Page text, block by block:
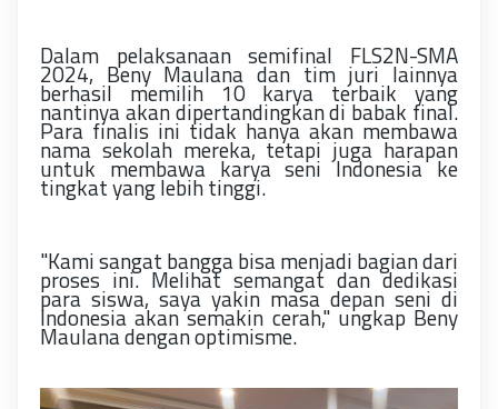
Dalam pelaksanaan semifinal FLS2N-SMA
2024, Beny Maulana dan tim juri lainnya
berhasil memilih 10 karya terbaik yang
nantinya akan dipertandingkan di babak final.
Para finalis ini tidak hanya akan membawa
nama sekolah mereka, tetapi juga harapan
untuk membawa karya seni Indonesia ke
tingkat yang lebih tinggi.
"Kami sangat bangga bisa menjadi bagian dari
proses ini. Melihat semangat dan dedikasi
para siswa, saya yakin masa depan seni di
Indonesia akan semakin cerah," ungkap Beny
Maulana dengan optimisme.